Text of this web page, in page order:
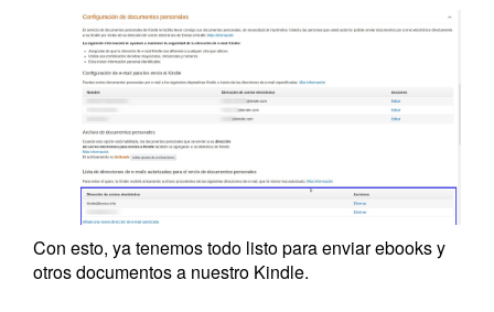
Con esto, ya tenemos todo listo para enviar ebooks y
otros documentos a nuestro Kindle.